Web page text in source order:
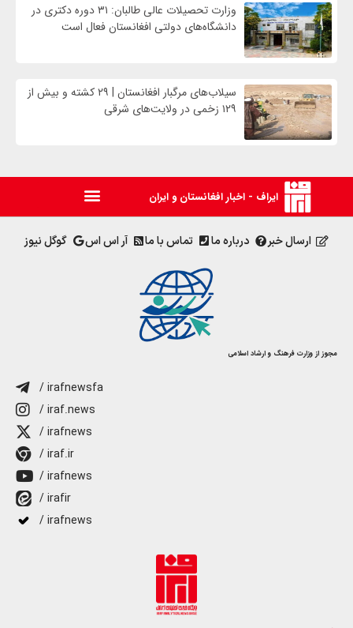
وزارت تحصیلات عالی طالبان: ۳۱ دوره دکتری در
دانشگاه‌های دولتی افغانستان فعال است
سیلاب‌های مرگبار افغانستان | ۲۹ کشته و بیش از
۱۲۹ زخمی در ولایت‌های شرقی
ایراف - اخبار افغانستان و ایران
ارسال خبر درباره ما تماس با ما آر اس اس گوگل نیوز
مجوز از وزارت فرهنگ و ارشاد اسلامی
/ irafnewsfa
/ iraf.news
/ irafnews
/ iraf.ir
/ irafnews
/ irafir
/ irafnews